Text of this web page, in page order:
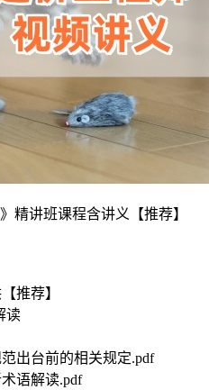
精讲班课程含讲义【推荐】
推荐】
读
出台前的相关规定.pdf
语解读.pdf